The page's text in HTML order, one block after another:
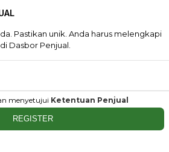
Pastikan unik. Anda harus melengkapi
Dasbor Penjual.
menyetujui Ketentuan Penjual
REGISTER